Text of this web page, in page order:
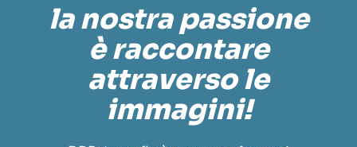
la nostra passione
è raccontare
attraverso le
immagini!